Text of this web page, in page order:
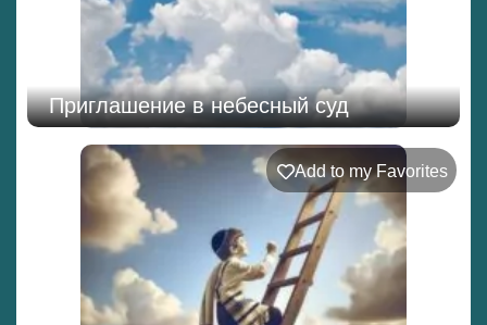
Приглашение в небесный суд
Add to my Favorites